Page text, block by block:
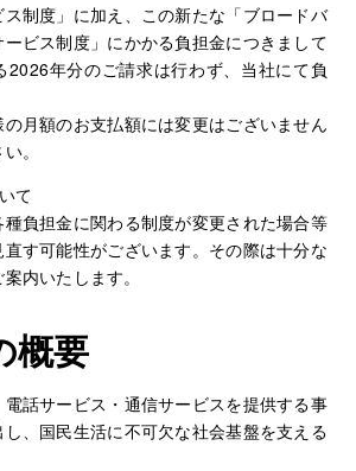
ス制度」に加え、この新たな「ブロードバ
ビス制度」にかかる負担金につきまして
2026年分のご請求は行わず、当社にて負
月額のお支払額には変更はございません
。
て
負担金に関わる制度が変更された場合等
す可能性がございます。その際は十分な
内いたします。
概要
話サービス・通信サービスを提供する事
、国民生活に不可欠な社会基盤を支える